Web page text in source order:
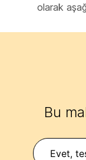
olarak
Bu
Evet,